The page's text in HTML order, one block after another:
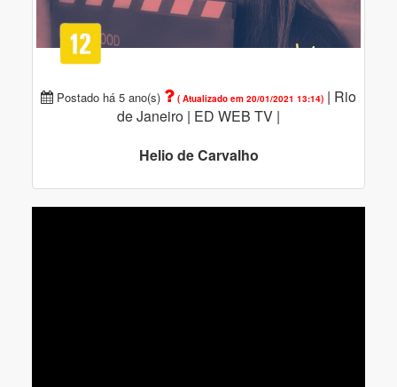
Postado há 5 ano(s) ( Atualizado em 20/01/2021 13:14) | Rio
de Janeiro | ED WEB TV |
Helio de Carvalho